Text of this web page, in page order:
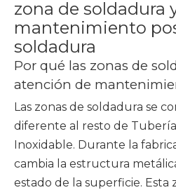
zona de soldadura
mantenimiento
soldadura
Por qué las zonas de
atención de
Las zonas de soldadura se
diferente al resto de
Inoxidable. Durante la
cambia la estructura
estado de la superficie. Esta